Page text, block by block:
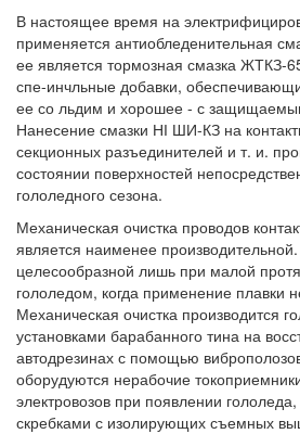
В настоящее время на
применяется антиобледенительная
ее является тормозная смазка ЖТКЗ-
спе-инчльные добавки,
ее со льдим и хорошее - с
Нанесение смазки НІ ШИ-КЗ на
секционных разъединителей и т. и.
состоянии поверхностей
гололедного сезона.
Механическая очистка проводов
является наименее
целесообразной лишь при малой
гололедом, когда применение плавки
Механическая очистка производится
установками барабанного тина на
автодрезинах с помощью
оборудуются нерабочие
электровозов при появлении
скребками с изолирующих съемных